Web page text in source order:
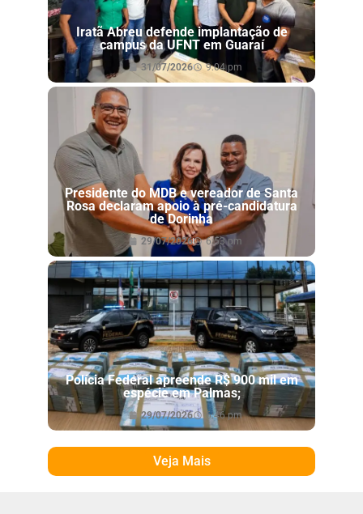
Iratã Abreu defende implantação de
campus da UFNT em Guaraí
31/07/2026 9:04 pm
Presidente do MDB e vereador de Santa
Rosa declaram apoio à pré-candidatura
de Dorinha
29/07/2026 6:53 pm
Polícia Federal apreende R$ 900 mil em
espécie em Palmas;
29/07/2026 6:46 pm
Veja Mais